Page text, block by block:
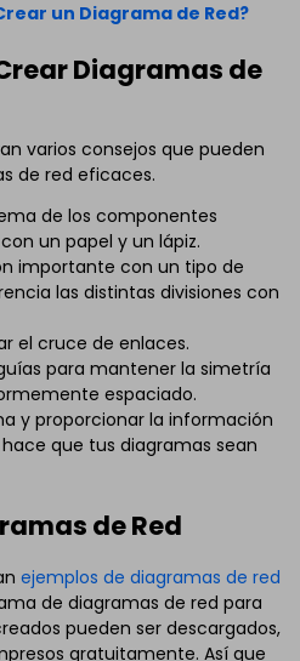
un Diagrama de Red?
Diagramas de
varios consejos que pueden
de red eficaces.
de los componentes
un papel y un lápiz.
importante con un tipo de
las distintas divisiones con
el cruce de enlaces.
para mantener la simetría
espaciado.
y proporcionar la información
que tus diagramas sean
de Red
ejemplos de diagramas de red
de diagramas de red para
pueden ser descargados,
gratuitamente. Así que